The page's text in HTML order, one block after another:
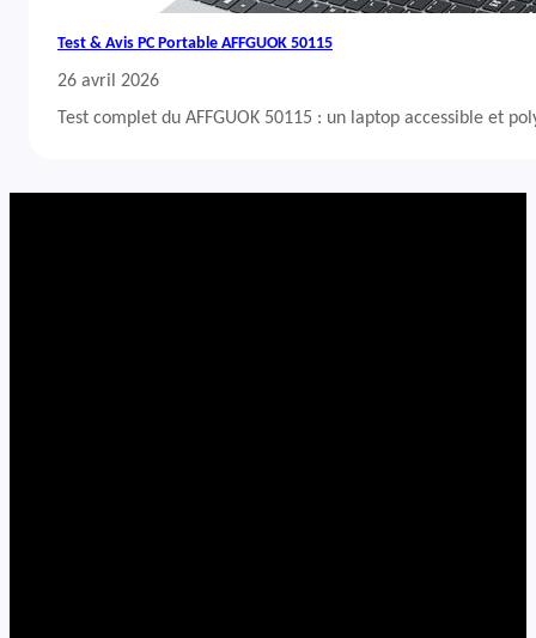
Test & Avis PC Portable AFFGUOK 50115
26 avril 2026
Test complet du AFFGUOK 50115 : un laptop accessible